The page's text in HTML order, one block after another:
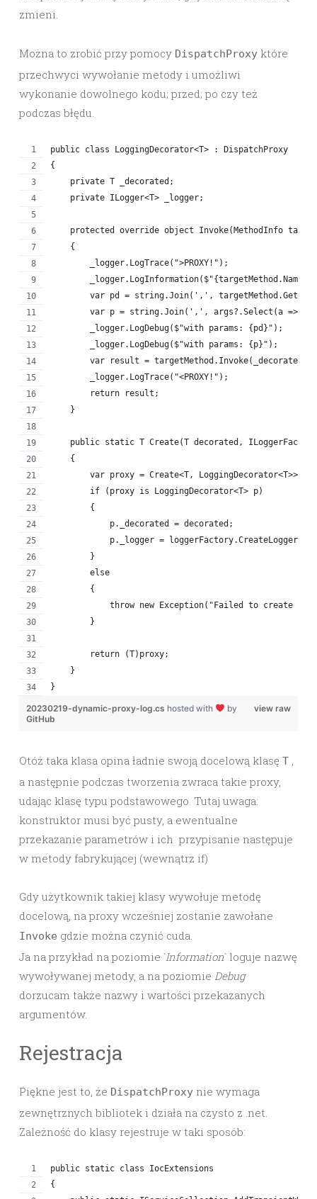
zmieni.
Można to zrobić przy pomocy DispatchProxy które
przechwyci wywołanie metody i umożliwi
wykonanie dowolnego kodu; przed; po czy też
podczas błędu.
public class LoggingDecorator<T> : DispatchProxy
{
    private T _decorated;
    private ILogger<T> _logger;
protected override object Invoke(MethodInfo
    {
        _logger.LogTrace(">PROXY!");
var pd = string.Join(',',
var p = string.Join(',', args?.Select(a =>
        _logger.LogDebug($"with params: {pd}");
        _logger.LogDebug($"with params: {p}");
var result = targetMethod.Invoke(_decorated,
        _logger.LogTrace("<PROXY!");
        return result;
    }
public static T Create(T decorated,
    {
        var proxy = Create<T, LoggingDecorator<T>>();
        if (proxy is LoggingDecorator<T> p)
        {
            p._decorated = decorated;
p._logger =
        }
        else
        {
throw new Exception("Failed to create
        }
        return (T)proxy;
    }
}
view raw
20230219-dynamic-proxy-log.cs hosted with
by
GitHub
Otóż taka klasa opina ładnie swoją docelową klasę T ,
a następnie podczas tworzenia zwraca takie proxy,
udając klasę typu podstawowego. Tutaj uwaga:
konstruktor musi być pusty, a ewentualne
przekazanie parametrów i ich przypisanie następuje
w metody fabrykującej (wewnątrz if)
Gdy użytkownik takiej klasy wywołuje metodę
docelową, na proxy wcześniej zostanie zawołane
Invoke gdzie można czynić cuda.
Ja na przykład na poziomie `Information` loguje nazwę
wywoływanej metody, a na poziomie Debug
dorzucam także nazwy i wartości przekazanych
argumentów.
Rejestracja
Piękne jest to, że DispatchProxy nie wymaga
zewnętrznych bibliotek i działa na czysto z .net.
Zależność do klasy rejestruje w taki sposób:
public static class IocExtensions
{